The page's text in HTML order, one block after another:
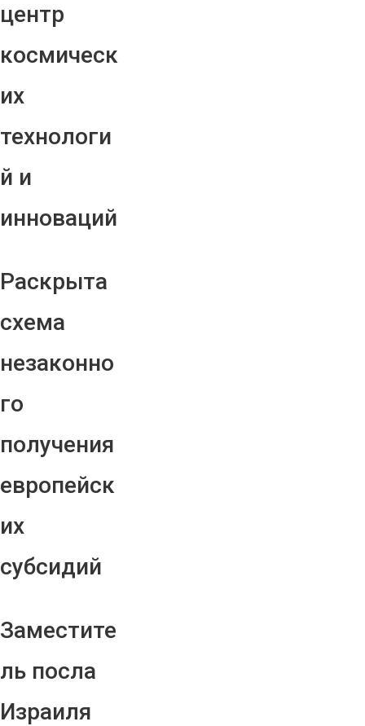
центр
космическ
их
технологи
й и
инноваций
Раскрыта
схема
незаконно
го
получения
европейск
их
субсидий
Заместите
ль посла
Израиля